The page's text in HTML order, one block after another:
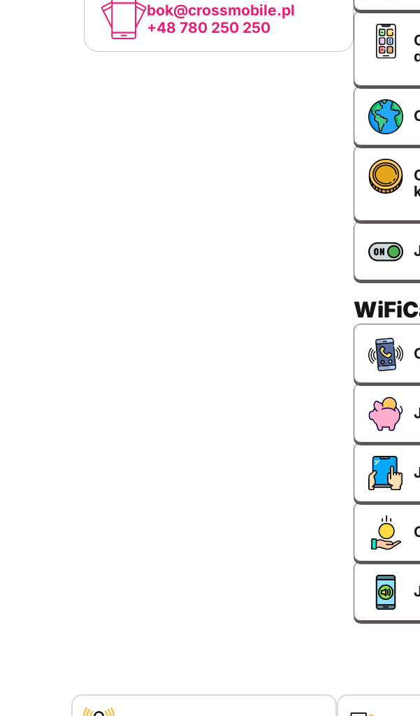
bok@crossmobile.pl
+48 780 250 250